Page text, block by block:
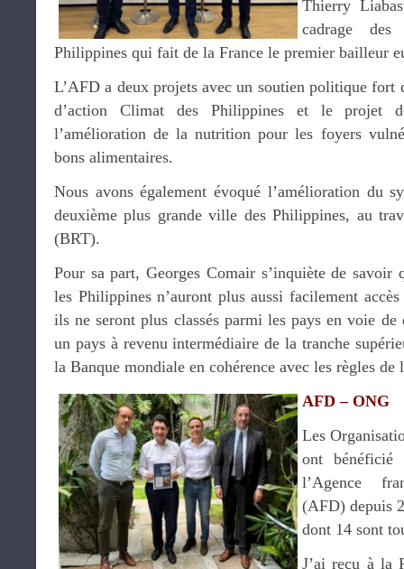
Thierry
cadrage
Philippines qui fait de la France le premier bailleur
L’AFD a deux projets avec un soutien politique fort
d’action Climat des Philippines et le projet
l’amélioration de la nutrition pour les foyers
bons alimentaires.
Nous avons également évoqué l’amélioration du
deuxième plus grande ville des Philippines, au
(BRT).
Pour sa part, Georges Comair s’inquiète de savoir
les Philippines n’auront plus aussi facilement
ils ne seront plus classés parmi les pays en voie de
un pays à revenu intermédiaire de la tranche
la Banque mondiale en cohérence avec les règles de
AFD – ONG
Les
ont bénéficié
l’Agence
(AFD) depuis
dont 14 sont
J’ai reçu à la